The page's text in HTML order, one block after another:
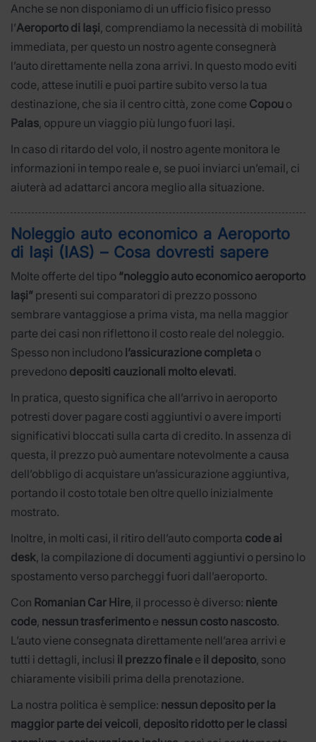
Anche se non disponiamo di un ufficio fisico presso
l’Aeroporto di Iași, comprendiamo la necessità di mobilità
immediata, per questo un nostro agente consegnerà
l’auto direttamente nella zona arrivi. In questo modo eviti
code, attese inutili e puoi partire subito verso la tua
destinazione, che sia il centro città, zone come Copou o
Palas, oppure un viaggio più lungo fuori Iași.
In caso di ritardo del volo, il nostro agente monitora le
informazioni in tempo reale e, se puoi inviarci un’email, ci
aiuterà ad adattarci ancora meglio alla situazione.
Noleggio auto economico a Aeroporto
di Iași (IAS) – Cosa dovresti sapere
Molte offerte del tipo “noleggio auto economico aeroporto
Iași” presenti sui comparatori di prezzo possono
sembrare vantaggiose a prima vista, ma nella maggior
parte dei casi non riflettono il costo reale del noleggio.
Spesso non includono l’assicurazione completa o
prevedono depositi cauzionali molto elevati.
In pratica, questo significa che all’arrivo in aeroporto
potresti dover pagare costi aggiuntivi o avere importi
significativi bloccati sulla carta di credito. In assenza di
questa, il prezzo può aumentare notevolmente a causa
dell’obbligo di acquistare un’assicurazione aggiuntiva,
portando il costo totale ben oltre quello inizialmente
mostrato.
Inoltre, in molti casi, il ritiro dell’auto comporta code ai
desk, la compilazione di documenti aggiuntivi o persino lo
spostamento verso parcheggi fuori dall’aeroporto.
Con Romanian Car Hire, il processo è diverso: niente
code, nessun trasferimento e nessun costo nascosto.
L’auto viene consegnata direttamente nell’area arrivi e
tutti i dettagli, inclusi il prezzo finale e il deposito, sono
chiaramente visibili prima della prenotazione.
La nostra politica è semplice: nessun deposito per la
maggior parte dei veicoli, deposito ridotto per le classi